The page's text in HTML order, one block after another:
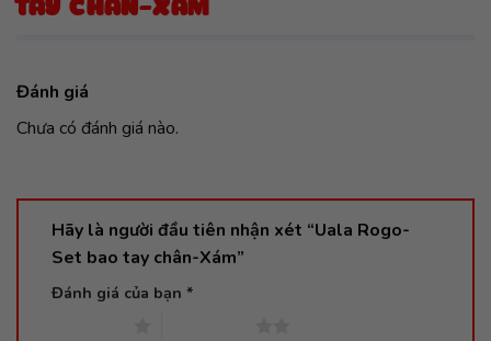
TAY CHÂN-XÁM
Đánh giá
Chưa có đánh giá nào.
Hãy là người đầu tiên nhận xét “Uala Rogo-
Set bao tay chân-Xám”
Đánh giá của bạn *